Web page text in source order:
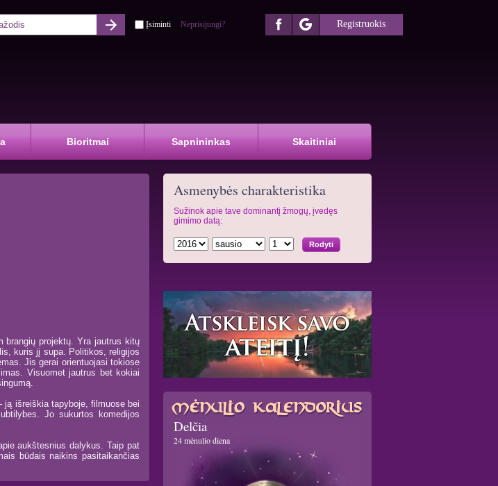
Įsiminti Neprisijungi? Registruokis
Bioritmai Sapnininkas Skaitiniai
brangių projektų. Yra jautrus kitų
kuris jį supa. Politikos, religijos
Jis gerai orientuojasi tokiose
Visuomet jautrus bet kokiai
ją išreiškia tapyboje, filmuose bei
Jo sukurtos komedijos
aukštesnius dalykus. Taip pat
būdais naikins pasitaikančias
Asmenybės charakteristika
Sužinok apie tave dominantį žmogų, įvedęs
gimimo datą:
Delčia
24 mėnulio diena